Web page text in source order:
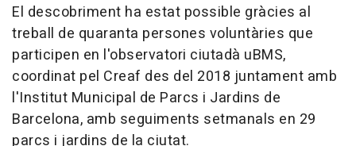
El descobriment ha estat possible gràcies al
treball de quaranta persones voluntàries que
participen en l'observatori ciutadà uBMS,
coordinat pel Creaf des del 2018 juntament amb
l'Institut Municipal de Parcs i Jardins de
Barcelona, amb seguiments setmanals en 29
parcs i jardins de la ciutat.